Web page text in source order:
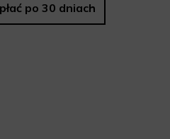
po 30 dniach